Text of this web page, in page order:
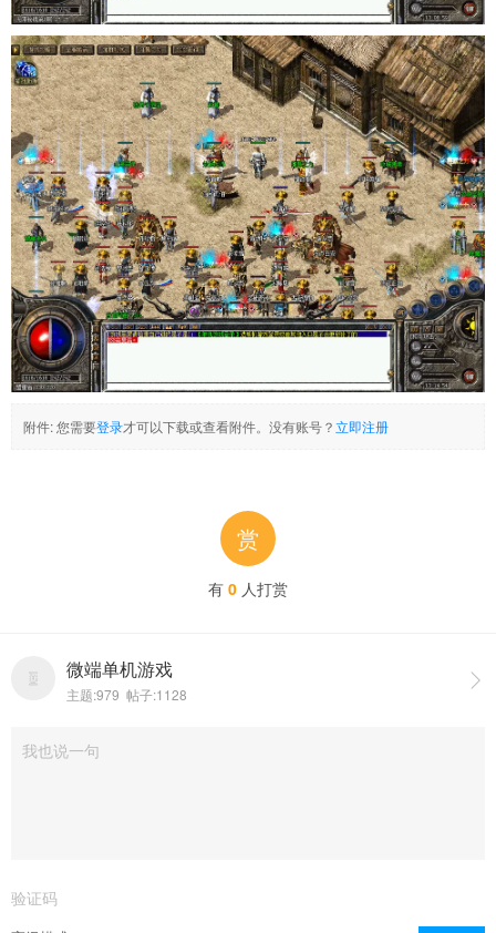
附件:您需要登录才可以下载或查看附件。没有账号？立即注册
赏
有 0 人打赏

微端单机游戏
主题:979 帖子:1128
点击重新加载